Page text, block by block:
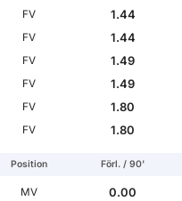
FV
1.44
FV
1.44
FV
1.49
FV
1.49
FV
1.80
FV 1.80
Position Förl. / 90'
MV
0.00